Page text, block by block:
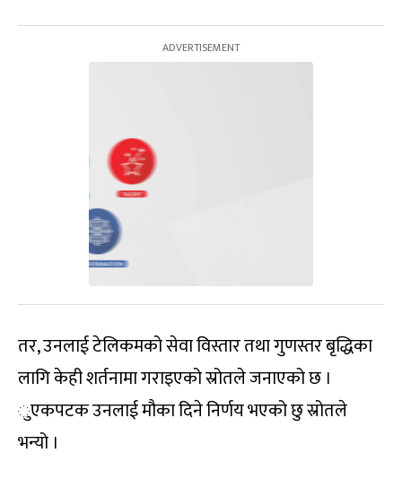
तर, उनलाई टेलिकमको सेवा विस्तार तथा गुणस्तर बृद्धिका
लागि केही शर्तनामा गराइएको स्रोतले जनाएको छ ।
ुएकपटक उनलाई मौका दिने निर्णय भएको छु स्रोतले
भन्यो ।